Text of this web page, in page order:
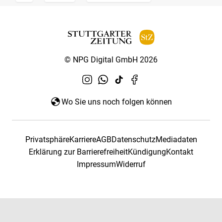
© NPG Digital GmbH 2026
Wo Sie uns noch folgen können
PrivatsphäreKarriereAGBDatenschutzMediadaten
Erklärung zur BarrierefreiheitKündigungKontakt
ImpressumWiderruf